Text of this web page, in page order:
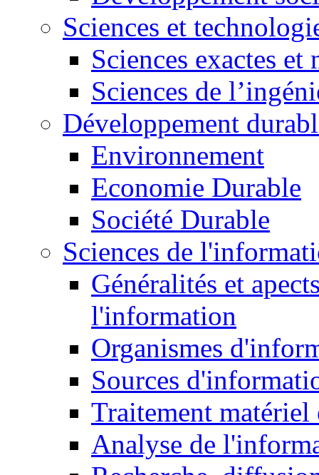
Sciences et
Sciences exactes et
Sciences de
Développement
Environnement
Economie Durable
Société Durable
Sciences de
Généralités et
l'information
Organismes
Sources
Traitement matériel
Analyse de